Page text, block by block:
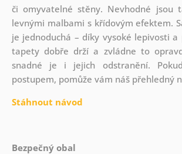
či omyvatelné stěny. Nevhodné jsou
levnými malbami s křídovým efektem.
je jednoduchá – díky vysoké lepivosti a
tapety dobře drží a zvládne to
snadné je i jejich odstranění.
postupem, pomůže vám náš přehledný
Stáhnout návod
Bezpečný obal